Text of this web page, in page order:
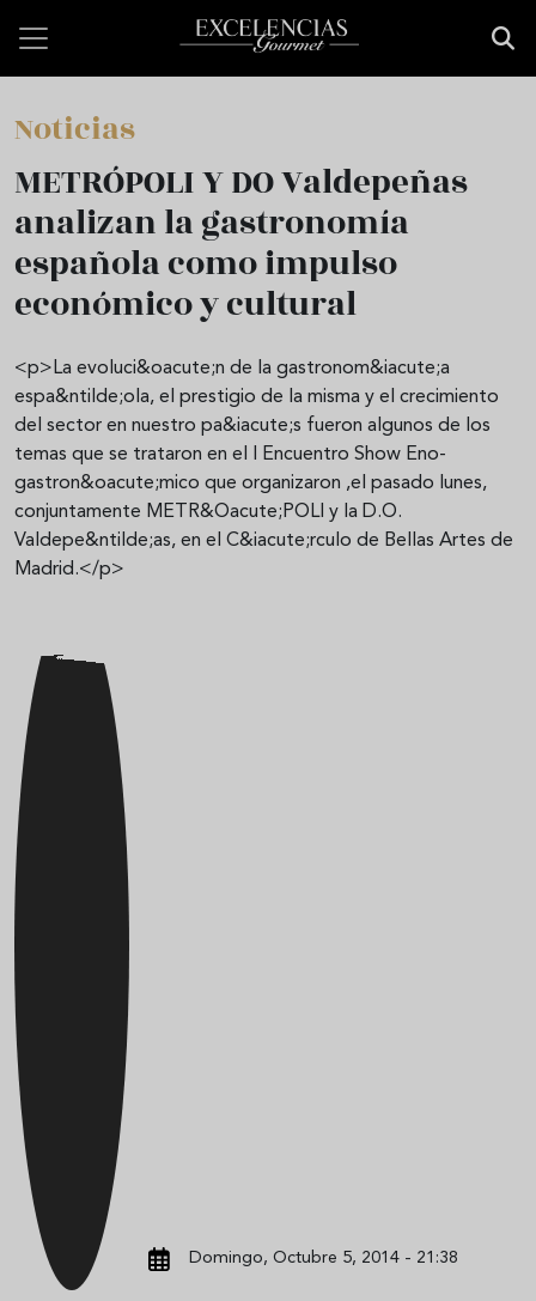
Noticias
METRÓPOLI Y DO Valdepeñas
analizan la gastronomía
española como impulso
económico y cultural
<p>La evoluci&oacute;n de la gastronom&iacute;a
espa&ntilde;ola, el prestigio de la misma y el crecimiento
del sector en nuestro pa&iacute;s fueron algunos de los
temas que se trataron en el I Encuentro Show Eno-
gastron&oacute;mico que organizaron ,el pasado lunes,
conjuntamente METR&Oacute;POLI y la D.O.
Valdepe&ntilde;as, en el C&iacute;rculo de Bellas Artes de
Madrid.</p>
Domingo, Octubre 5, 2014 - 21:38